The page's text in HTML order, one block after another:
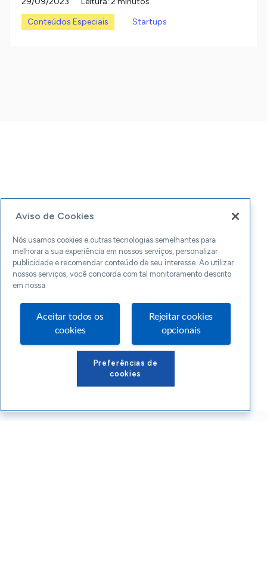
Conteúdos Especiais
Startups
Aviso de Cookies
Nós usamos cookies e outras tecnologias semelhantes para
melhorar a sua experiência em nossos serviços, personalizar
publicidade e recomendar conteúdo de seu interesse. Ao utilizar
nossos serviços, você concorda com tal monitoramento descrito
em nossa
Aceitar todos os
cookies
Rejeitar cookies
opcionais
Preferências de
cookies